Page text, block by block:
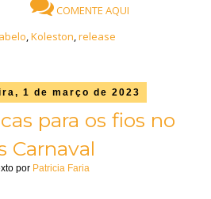
COMENTE AQUI
,Koleston,release
1 de março de 2023
para os fios no
Carnaval
por Patricia Faria